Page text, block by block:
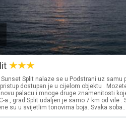
Split nalaze se u Podstrani uz samu
dostupan je u cijelom objektu .
palacu i mnoge druge znamenitosti
a , grad Split udaljen je samo 7 km od vile .
su u svijetlim tonovima boja. Svaka soba...